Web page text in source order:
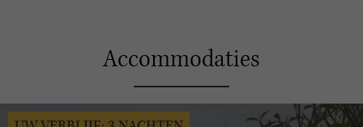
Accommodaties